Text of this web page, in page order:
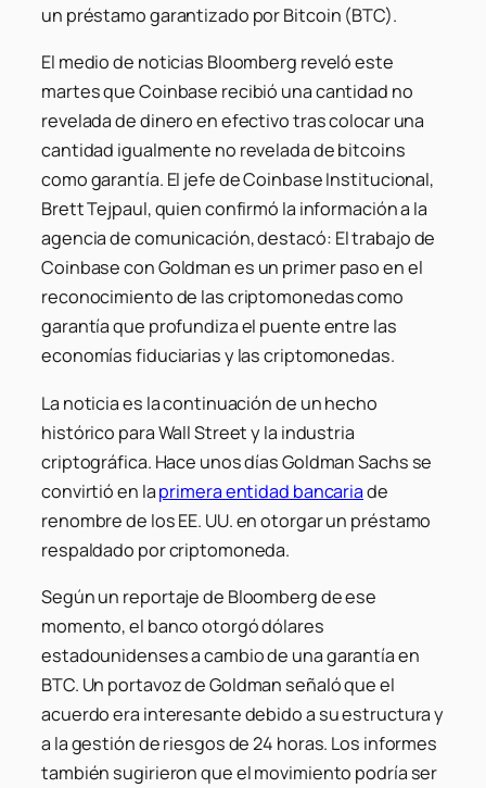
un préstamo garantizado por Bitcoin (BTC).
El medio de noticias Bloomberg reveló este
martes que Coinbase recibió una cantidad no
revelada de dinero en efectivo tras colocar una
cantidad igualmente no revelada de bitcoins
como garantía. El jefe de Coinbase Institucional,
Brett Tejpaul, quien confirmó la información a la
agencia de comunicación, destacó: El trabajo de
Coinbase con Goldman es un primer paso en el
reconocimiento de las criptomonedas como
garantía que profundiza el puente entre las
economías fiduciarias y las criptomonedas.
La noticia es la continuación de un hecho
histórico para Wall Street y la industria
criptográfica. Hace unos días Goldman Sachs se
convirtió en laprimera entidad bancariade
renombre de los EE. UU. en otorgar un préstamo
respaldado por criptomoneda.
Según un reportaje de Bloomberg de ese
momento, el banco otorgó dólares
estadounidenses a cambio de una garantía en
BTC. Un portavoz de Goldman señaló que el
acuerdo era interesante debido a su estructura y
a la gestión de riesgos de 24 horas. Los informes
también sugirieron que el movimiento podría ser